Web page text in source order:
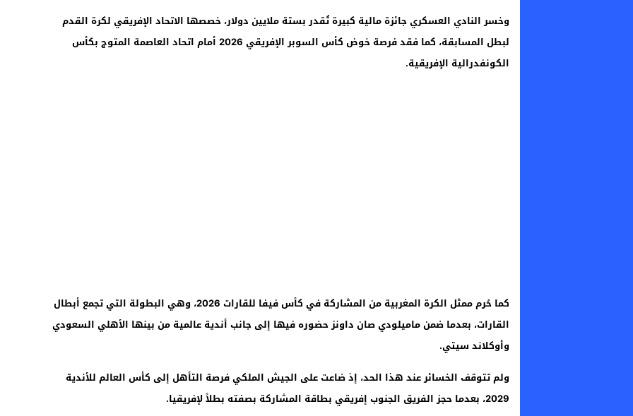
وخسر النادي العسكري جائزة مالية كبيرة تُقدر بستة ملايين دولار، خصصها الاتحاد الإفريقي لكرة القدم
لبطل المسابقة، كما فقد فرصة خوض كأس السوبر الإفريقي 2026 أمام اتحاد العاصمة المتوج بكأس
الكونفدرالية الإفريقية.
كما حُرم ممثل الكرة المغربية من المشاركة في كأس فيفا للقارات 2026، وهي البطولة التي تجمع أبطال
القارات، بعدما ضمن ماميلودي صان داونز حضوره فيها إلى جانب أندية عالمية من بينها الأهلي السعودي
وأوكلاند سيتي.
ولم تتوقف الخسائر عند هذا الحد، إذ ضاعت على الجيش الملكي فرصة التأهل إلى كأس العالم للأندية
2029، بعدما حجز الفريق الجنوب إفريقي بطاقة المشاركة بصفته بطلاً لإفريقيا.